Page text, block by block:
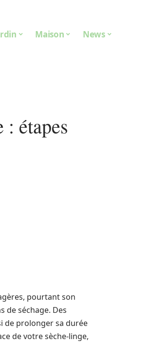
Maison News
: étapes
pourtant son
de séchage. Des
de prolonger sa durée
de votre sèche-linge,